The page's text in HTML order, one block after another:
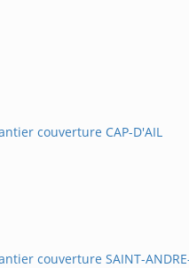
couverture CAP-D'AIL
couverture SAINT-